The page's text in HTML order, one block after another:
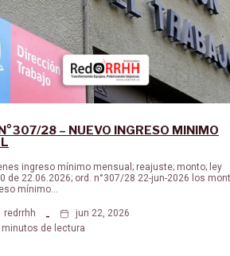
28 – NUEVO INGRESO MINIMO
ingreso mínimo mensual; reajuste; monto; ley
de 22.06.2026; ord. n°307/28 22-jun-2026 los
mínimo…
redrrhh
jun 22, 2026
minutos de lectura